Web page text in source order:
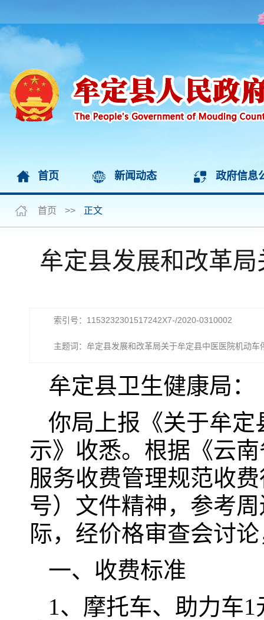
首页 新闻动态 政府信息
首页 >> 正文
牟定县发展和改革
索引号：1153232301517242X7-/2020-0310002
主题词：牟定县发展和改革局关于牟定县中医医院机动车
牟定县卫生健康局：
你局上报《关于牟
示》收悉。根据《云
服务收费管理规范收
号）文件精神，参考
际，经价格审查会讨
一、收费标准
1、摩托车、助力车